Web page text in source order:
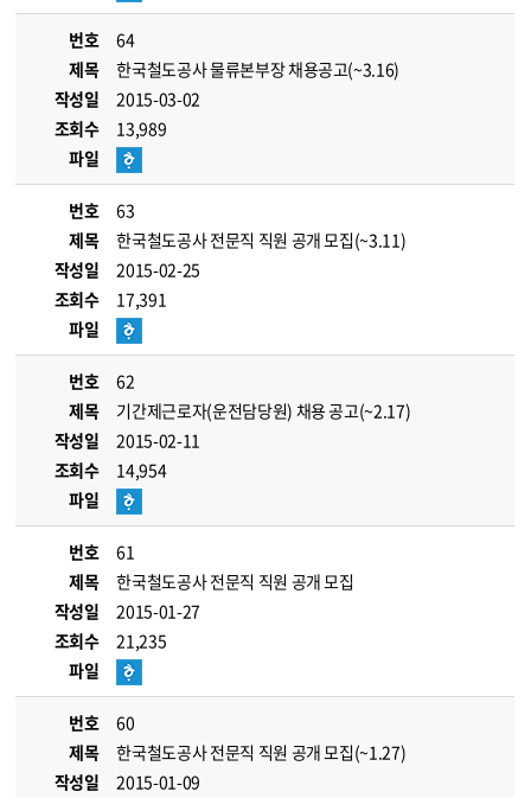
번호
64
제목
한국철도공사 물류본부장 채용공고(~3.16)
작성일
2015-03-02
조회수
13,989
파일
번호
63
제목
한국철도공사 전문직 직원 공개 모집(~3.11)
작성일
2015-02-25
조회수
17,391
파일
번호
62
제목
기간제근로자(운전담당원) 채용 공고(~2.17)
작성일
2015-02-11
조회수
14,954
파일
번호
61
제목
한국철도공사 전문직 직원 공개 모집
작성일
2015-01-27
조회수
21,235
파일
번호
60
제목
한국철도공사 전문직 직원 공개 모집(~1.27)
작성일
2015-01-09